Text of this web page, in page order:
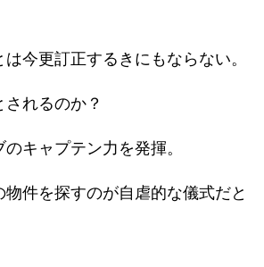
今更訂正するきにもならない。
れるのか？
キャプテン力を発揮。
物件を探すのが自虐的な儀式だと